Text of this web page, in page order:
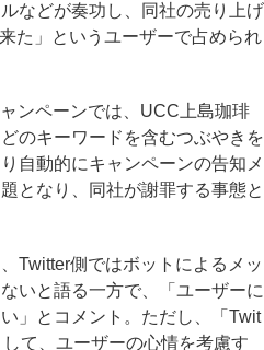
などが奏功し、同社の売り上げ
た」というユーザーで占められ
ンペーンでは、UCC上島珈琲
のキーワードを含むつぶやきを
自動的にキャンペーンの告知メ
となり、同社が謝罪する事態と
Twitter側ではボットによるメッ
いと語る一方で、「ユーザーに
」とコメント。ただし、「Twit
て、ユーザーの心情を考慮す